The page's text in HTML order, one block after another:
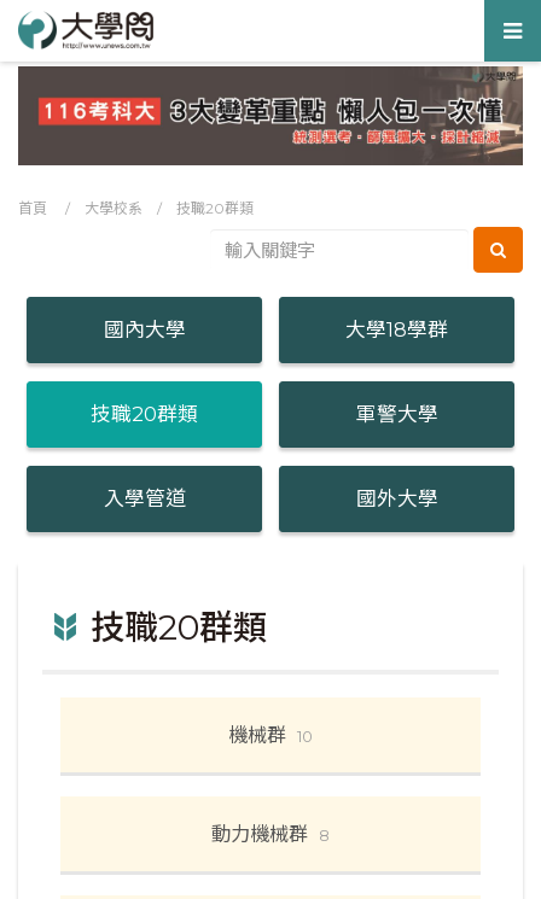
首頁 / 大學校系 / 技職20群類
國內大學 大學18學群
技職20群類 軍警大學
入學管道 國外大學
技職20群類
機械群 10
動力機械群 8